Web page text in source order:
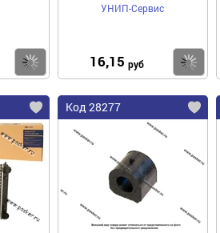
Купить
УНИП-Сервис
16,15 руб
Код 28277